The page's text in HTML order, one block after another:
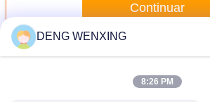
Continuar
MásAraña de goma del acoplamiento
DENG WENXING
8:26 PM